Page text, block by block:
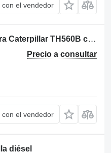
con el vendedor
TANQUE DE ACEITE HIDRAULICO 219-0538 depósito hidráulico para Caterpillar TH560B cargadora telescópica
Precio a consultar
con el vendedor
diésel